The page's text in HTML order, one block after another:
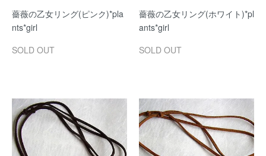
薔薇の乙女リング(ピンク)*pla
nts*girl
SOLD OUT
薔薇の乙女リング(ホワイト)*pl
ants*girl
SOLD OUT